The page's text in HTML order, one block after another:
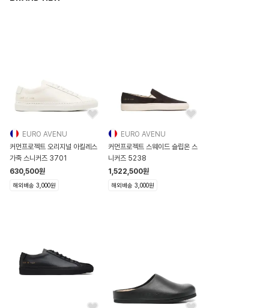
EURO AVENU
커먼프로젝트 오리지널 아킬레스
가죽 스니커즈 3701
630,500원
해외배송 3,000원
EURO AVENU
커먼프로젝트 스웨이드 슬립온 스
니커즈 5238
1,522,500원
해외배송 3,000원